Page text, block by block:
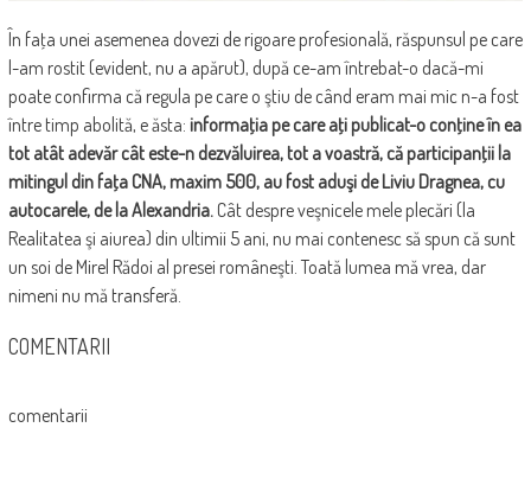
În faţa unei asemenea dovezi de rigoare profesională, răspunsul pe care
l-am rostit (evident, nu a apărut), după ce-am întrebat-o dacă-mi
poate confirma că regula pe care o ştiu de când eram mai mic n-a fost
între timp abolită, e ăsta: informaţia pe care aţi publicat-o conţine în ea
tot atât adevăr cât este-n dezvăluirea, tot a voastră, că participanţii la
mitingul din faţa CNA, maxim 500, au fost aduşi de Liviu Dragnea, cu
autocarele, de la Alexandria. Cât despre veşnicele mele plecări (la
Realitatea şi aiurea) din ultimii 5 ani, nu mai contenesc să spun că sunt
un soi de Mirel Rădoi al presei româneşti. Toată lumea mă vrea, dar
nimeni nu mă transferă.
COMENTARII
comentarii